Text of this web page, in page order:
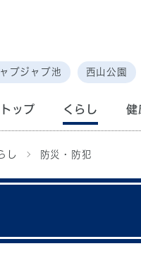
ブジャブ池 西山公園
トップ くらし 健
し 防災・防犯